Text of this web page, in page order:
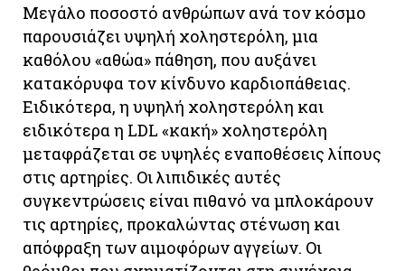
Μεγάλο ποσοστό ανθρώπων ανά τον κόσμο
παρουσιάζει υψηλή χοληστερόλη, μια
καθόλου «αθώα» πάθηση, που αυξάνει
κατακόρυφα τον κίνδυνο καρδιοπάθειας.
Ειδικότερα, η υψηλή χοληστερόλη και
ειδικότερα η LDL «κακή» χοληστερόλη
μεταφράζεται σε υψηλές εναποθέσεις λίπους
στις αρτηρίες. Οι λιπιδικές αυτές
συγκεντρώσεις είναι πιθανό να μπλοκάρουν
τις αρτηρίες, προκαλώντας στένωση και
απόφραξη των αιμοφόρων αγγείων. Οι